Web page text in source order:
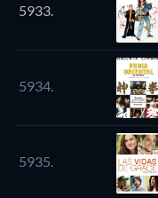
5933.
5934.
5935.